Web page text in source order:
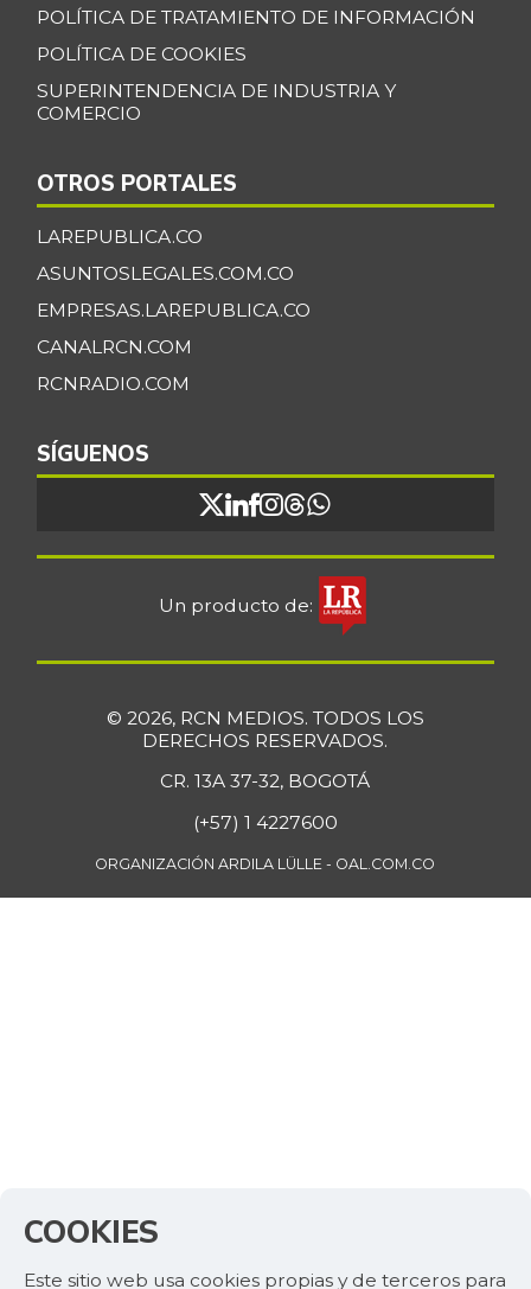
POLÍTICA DE TRATAMIENTO DE INFORMACIÓN
POLÍTICA DE COOKIES
SUPERINTENDENCIA DE INDUSTRIA Y
COMERCIO
OTROS PORTALES
LAREPUBLICA.CO
ASUNTOSLEGALES.COM.CO
EMPRESAS.LAREPUBLICA.CO
CANALRCN.COM
RCNRADIO.COM
SÍGUENOS
Un producto de:
© 2026, RCN MEDIOS. TODOS LOS
DERECHOS RESERVADOS.
CR. 13A 37-32, BOGOTÁ
(+57) 1 4227600
ORGANIZACIÓN ARDILA LÜLLE - OAL.COM.CO
COOKIES
Este sitio web usa cookies propias y de terceros para